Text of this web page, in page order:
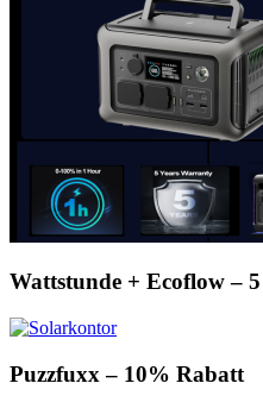
Wattstunde + Ecoflow –
Puzzfuxx – 10% Rabatt